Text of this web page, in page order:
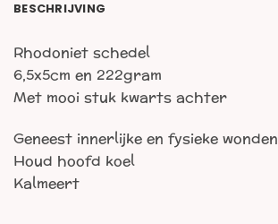
BESCHRIJVING
Rhodoniet schedel
6,5x5cm en 222gram
Met mooi stuk kwarts achter
Geneest innerlijke en fysieke wonden
Houd hoofd koel
Kalmeert